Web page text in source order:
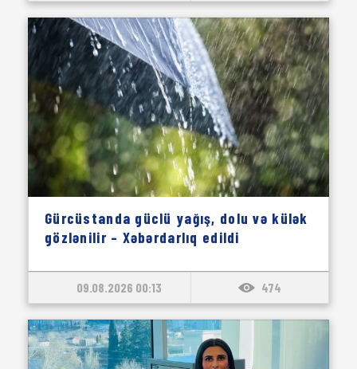
Gürcüstanda güclü yağış, dolu və külək
gözlənilir – Xəbərdarlıq edildi
09.08.2026 00:13 474